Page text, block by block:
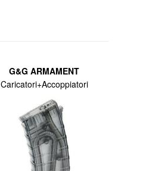
G&G ARMAMENT
Caricatori+Accoppiatori